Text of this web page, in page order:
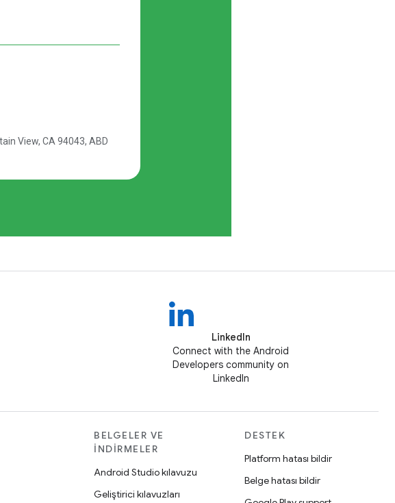
LinkedIn
Connect with the Android
Developers community on
LinkedIn
BELGELER VE
İNDIRMELER
Android Studio kılavuzu
Geliştirici kılavuzları
DESTEK
Platform hatası bildir
Belge hatası bildir